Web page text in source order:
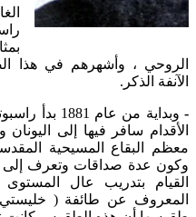
الآنفة الذكر.
وبداية من عام
الأقدام سافر فيها إلى
معظم البقاع المسيحية
وكون عدة صداقات وتعرف إلى
القيام بتدريب عال
المعروف عن طائفة ( خليستي